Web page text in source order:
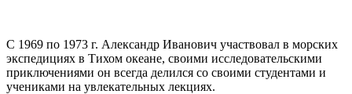
С 1969 по 1973 г. Александр Иванович участвовал в морских
экспедициях в Тихом океане, своими исследовательскими
приключениями он всегда делился со своими студентами и
учениками на увлекательных лекциях.